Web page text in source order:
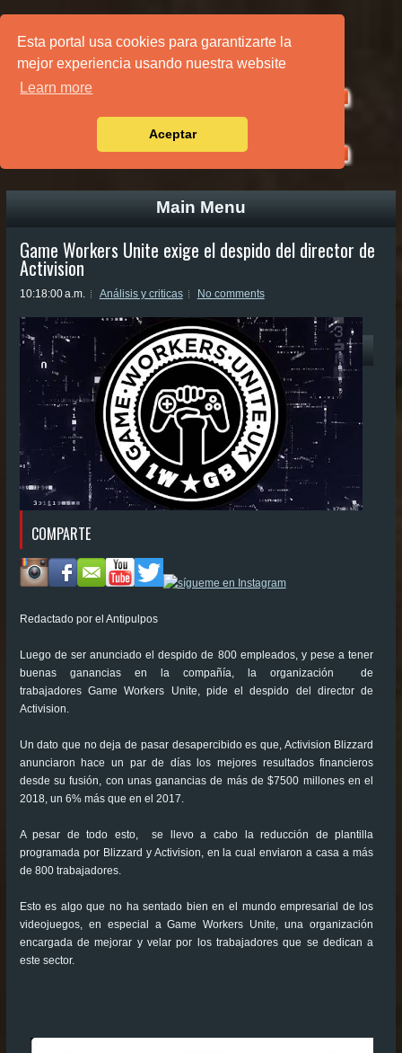
Esta portal usa cookies para garantizarte la
mejor experiencia usando nuestra website
Learn more
Aceptar
PÁGINA PRINCIPAL
Main Menu
Game Workers Unite exige el despido del director de
Activision
10:18:00 a.m. Análisis y criticas No comments
COMPARTE
Redactado por el Antipulpos
Luego de ser anunciado el despido de 800 empleados, y pese a tener
buenas ganancias en la compañía, la organización de
trabajadores Game Workers Unite, pide el despido del director de
Activision.
Un dato que no deja de pasar desapercibido es que, Activision Blizzard
anunciaron hace un par de días los mejores resultados financieros
desde su fusión, con unas ganancias de más de $7500 millones en el
2018, un 6% más que en el 2017.
A pesar de todo esto, se llevo a cabo la reducción de plantilla
programada por Blizzard y Activision, en la cual enviaron a casa a más
de 800 trabajadores.
Esto es algo que no ha sentado bien en el mundo empresarial de los
videojuegos, en especial a Game Workers Unite, una organización
encargada de mejorar y velar por los trabajadores que se dedican a
este sector.